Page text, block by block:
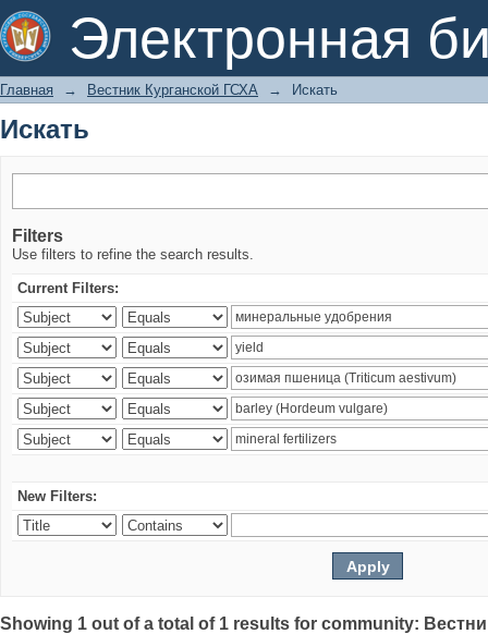
Электронная
Искать
Главная → Вестник Курганской ГСХА → Искать
Искать
Filters
Use filters to refine the search results.
Current Filters:
New Filters:
Showing 1 out of a total of 1 results for community: